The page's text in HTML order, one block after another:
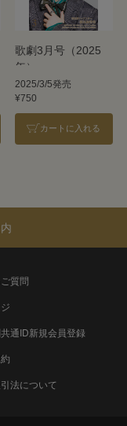
歌劇3月号（2025
年）
2025/3/5発売
¥750
カートに入れる
質問
通ID新規会員登録
法について